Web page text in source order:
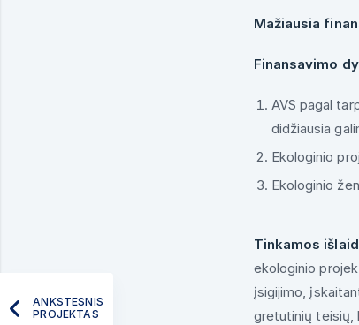
Mažiausia
Finansavimo
AVS pagal
didžiausia
Ekologinio
Ekologinio
Tinkamos
ekologinio
įsigijimo,
gretutinių teisių,
ANKSTESNIS
PROJEKTAS